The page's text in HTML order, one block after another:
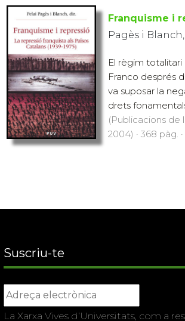
Franquisme i
Pagès i
El règim
Franco després
va suposar la
drets
(Publicacions de
2004) · 368 pàg.
Suscriu-te
La Xarxa Vives d’Universitats, com a